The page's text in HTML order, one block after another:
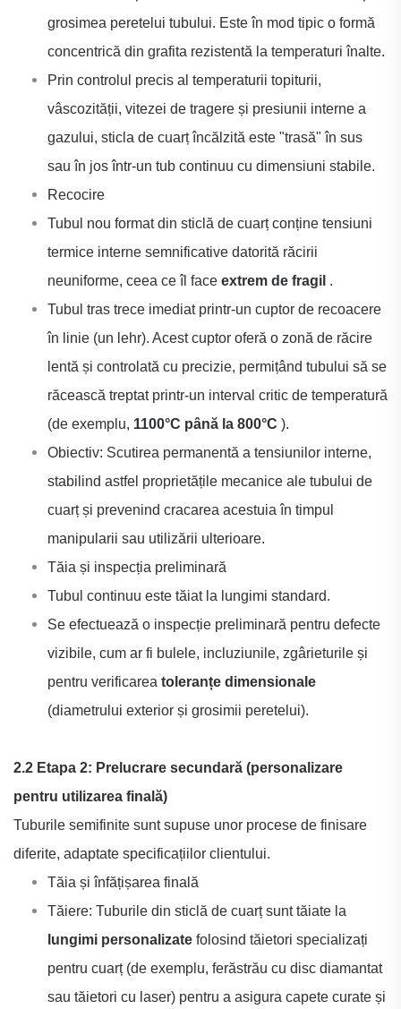
grosimea peretelui tubului. Este în mod tipic o formă
concentrică din grafita rezistentă la temperaturi înalte.
Prin controlul precis al temperaturii topiturii,
vâscozității, vitezei de tragere și presiunii interne a
gazului, sticla de cuarț încălzită este "trasă" în sus
sau în jos într-un tub continuu cu dimensiuni stabile.
Recocire
Tubul nou format din sticlă de cuarț conține tensiuni
termice interne semnificative datorită răcirii
neuniforme, ceea ce îl face extrem de fragil .
Tubul tras trece imediat printr-un cuptor de recoacere
în linie (un lehr). Acest cuptor oferă o zonă de răcire
lentă și controlată cu precizie, permițând tubului să se
răcească treptat printr-un interval critic de temperatură
(de exemplu, 1100°C până la 800°C ).
Obiectiv: Scutirea permanentă a tensiunilor interne,
stabilind astfel proprietățile mecanice ale tubului de
cuarț și prevenind cracarea acestuia în timpul
manipularii sau utilizării ulterioare.
Tăia și inspecția preliminară
Tubul continuu este tăiat la lungimi standard.
Se efectuează o inspecție preliminară pentru defecte
vizibile, cum ar fi bulele, incluziunile, zgârieturile și
pentru verificarea toleranțe dimensionale
(diametrului exterior și grosimii peretelui).
2.2 Etapa 2: Prelucrare secundară (personalizare
pentru utilizarea finală)
Tuburile semifinite sunt supuse unor procese de finisare
diferite, adaptate specificațiilor clientului.
Tăia și înfățișarea finală
Tăiere: Tuburile din sticlă de cuarț sunt tăiate la
lungimi personalizate folosind tăietori specializați
pentru cuarț (de exemplu, ferăstrău cu disc diamantat
sau tăietori cu laser) pentru a asigura capete curate și